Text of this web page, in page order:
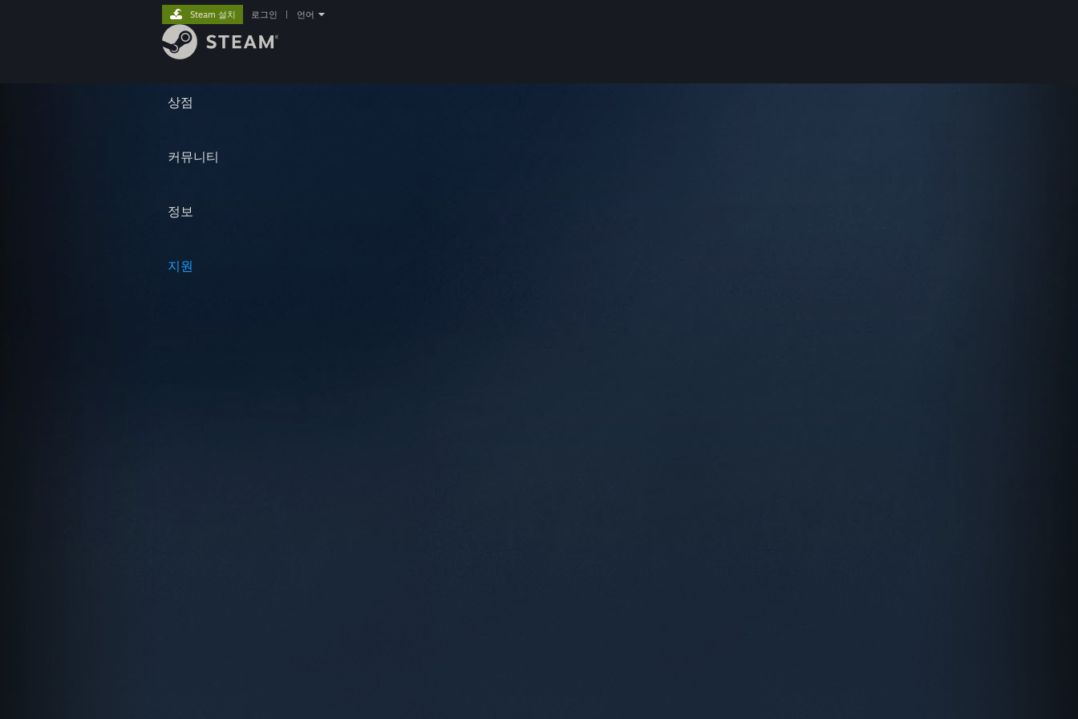
상점
커뮤니티
정보
지원
Steam 설치 로그인 언어